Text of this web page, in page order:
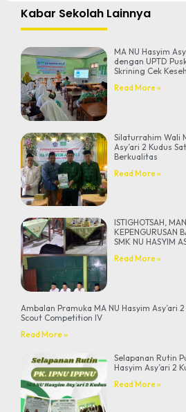
Kabar Sekolah Lainnya
MA NU Hasyim
dengan UPTD
Skrining Cek
Read More »
Silaturrahim Wali
Asy’ari 2 Kudus
Berkualitas
Read More »
ISTIGHOTSAH,
KEPENGURUSAN
SMK NU HASYIM
Read More »
Ambalan Pramuka MA NU Hasyim Asy’ari
Scout Competition IV
Read More »
Selapanan Rutin
Hasyim Asy’ari 2
Read More »